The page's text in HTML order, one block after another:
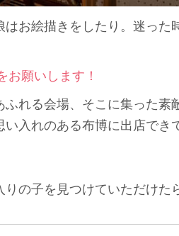
お絵描きをしたり。迷った
願いします！
れる会場、そこに集った素
入れのある布博に出店でき
の子を見つけていただけた